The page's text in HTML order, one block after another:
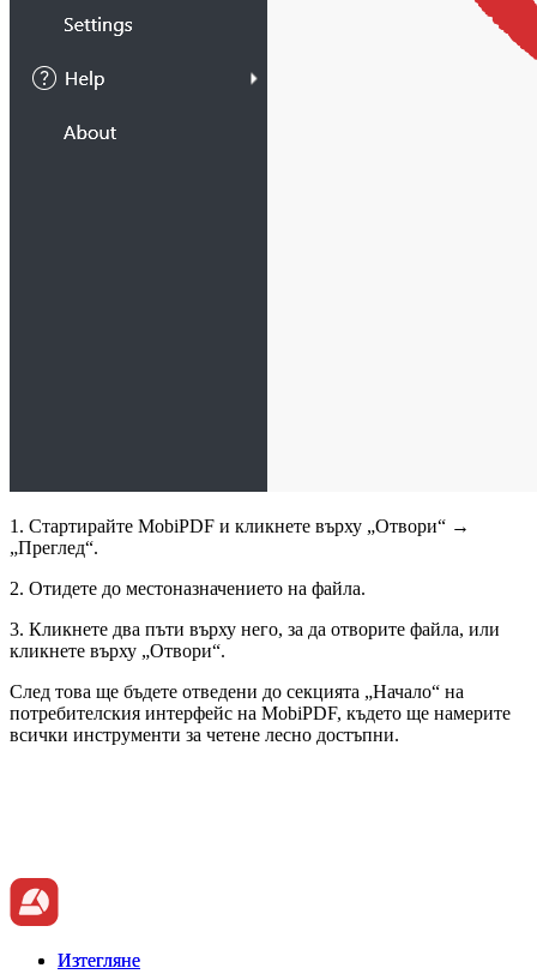
1. Стартирайте MobiPDF и кликнете върху „Отвори“ →
„Преглед“.
2. Отидете до местоназначението на файла.
3. Кликнете два пъти върху него, за да отворите файла, или
кликнете върху „Отвори“.
След това ще бъдете отведени до секцията „Начало“ на
потребителския интерфейс на MobiPDF, където ще намерите
всички инструменти за четене лесно достъпни.
Изтегляне
Изтегляне